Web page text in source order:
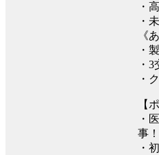
・
・
《
・
・
・
【
・
事！
・